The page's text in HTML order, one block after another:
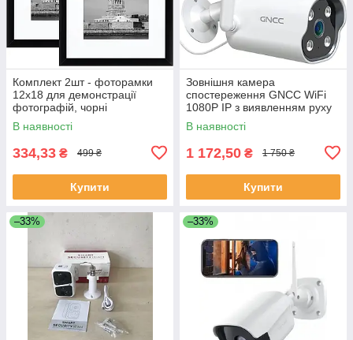
Комплект 2шт - фоторамки
12x18 для демонстрації
фотографій, чорні
В наявності
334,33 ₴ 499 ₴
Купити
Зовнішня камера
спостереження GNCC WiFi
1080P IP з виявленням руху
В наявності
1 172,50 ₴ 1 750 ₴
Купити
–33% –33%